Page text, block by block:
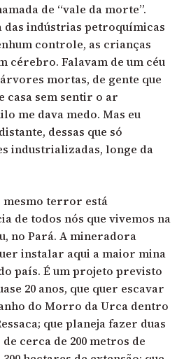
de “vale da morte”.
das indústrias petroquímicas
controle, as crianças
cérebro. Falavam de um céu
mortas, de gente que
casa sem sentir o ar
me dava medo. Mas eu
dessas que só
industrializadas, longe da
mesmo terror está
de todos nós que vivemos na
no Pará. A mineradora
instalar aqui a maior mina
país. É um projeto previsto
20 anos, que quer escavar
do Morro da Urca dentro
que planeja fazer duas
cerca de 200 metros de